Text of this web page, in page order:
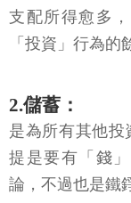
支配所得愈多
「投資」行為的
2.儲蓄：
是為所有其他投
提是要有「錢
論，不過也是鐵